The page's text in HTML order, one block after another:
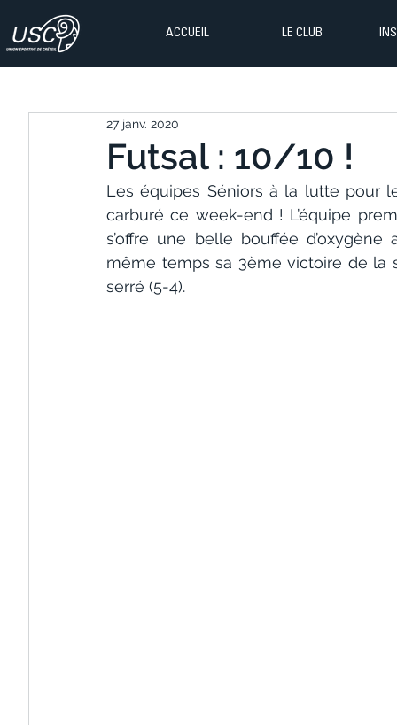
ACCUEIL LE CLUB
Futsal : 10/10 !
27 janv. 2020
Les équipes Séniors à la lutte pour
carburé ce week-end ! L’équipe
s’offre une belle bouffée
même temps sa 3ème victoire de la
serré (5-4).